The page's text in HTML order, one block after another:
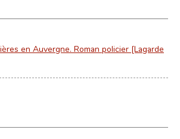
en Auvergne. Roman policier [Lagarde